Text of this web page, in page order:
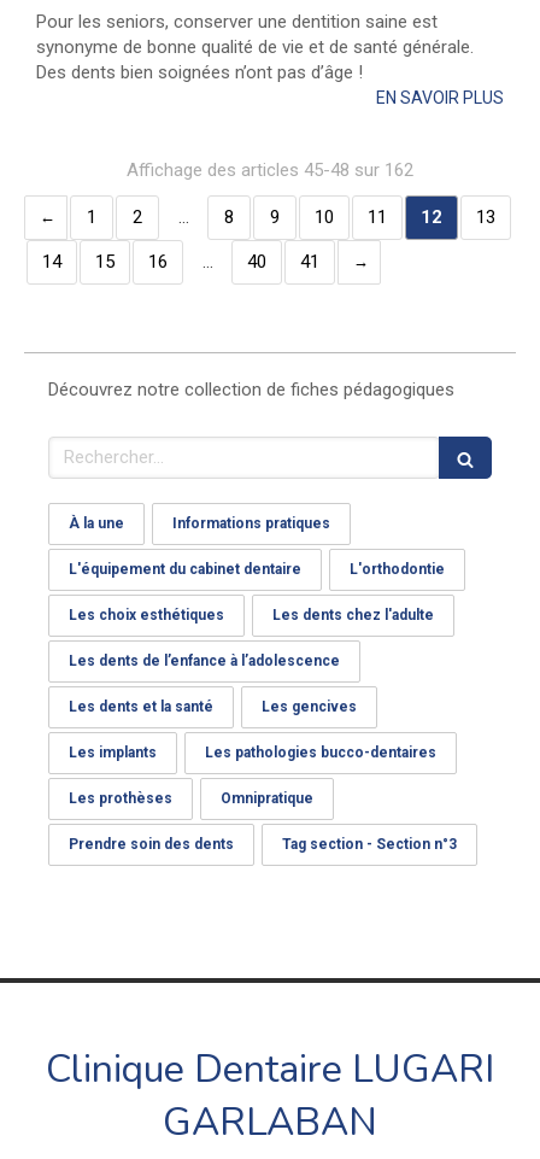
Pour les seniors, conserver une dentition saine est
synonyme de bonne qualité de vie et de santé générale.
Des dents bien soignées n’ont pas d’âge !
EN SAVOIR PLUS
Affichage des articles 45-48 sur 162
1 2 … 8 9 10 11 12 13
14 15 16 … 40 41
Découvrez notre collection de fiches pédagogiques
Rechercher
À la une Informations pratiques
L'équipement du cabinet dentaire L'orthodontie
Les choix esthétiques Les dents chez l'adulte
Les dents de l’enfance à l’adolescence
Les dents et la santé Les gencives
Les implants Les pathologies bucco-dentaires
Les prothèses Omnipratique
Prendre soin des dents Tag section - Section n°3
Clinique Dentaire LUGARI
GARLABAN